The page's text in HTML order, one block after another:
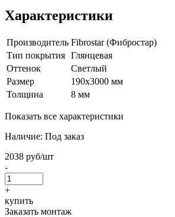
Характеристики
Производитель Fibrostar (Фибростар)
Тип покрытия Глянцевая
Оттенок
Светлый
Размер
190х3000 мм
Толщина
8 мм
Показать все характеристики
Наличие: Под заказ
2038 руб/шт
-
+
купить
Заказать монтаж